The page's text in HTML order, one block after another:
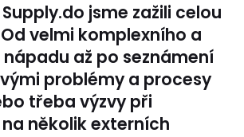
jsme zažili celou
velmi komplexního a
až po seznámení
problémy a procesy
třeba výzvy při
několik externích